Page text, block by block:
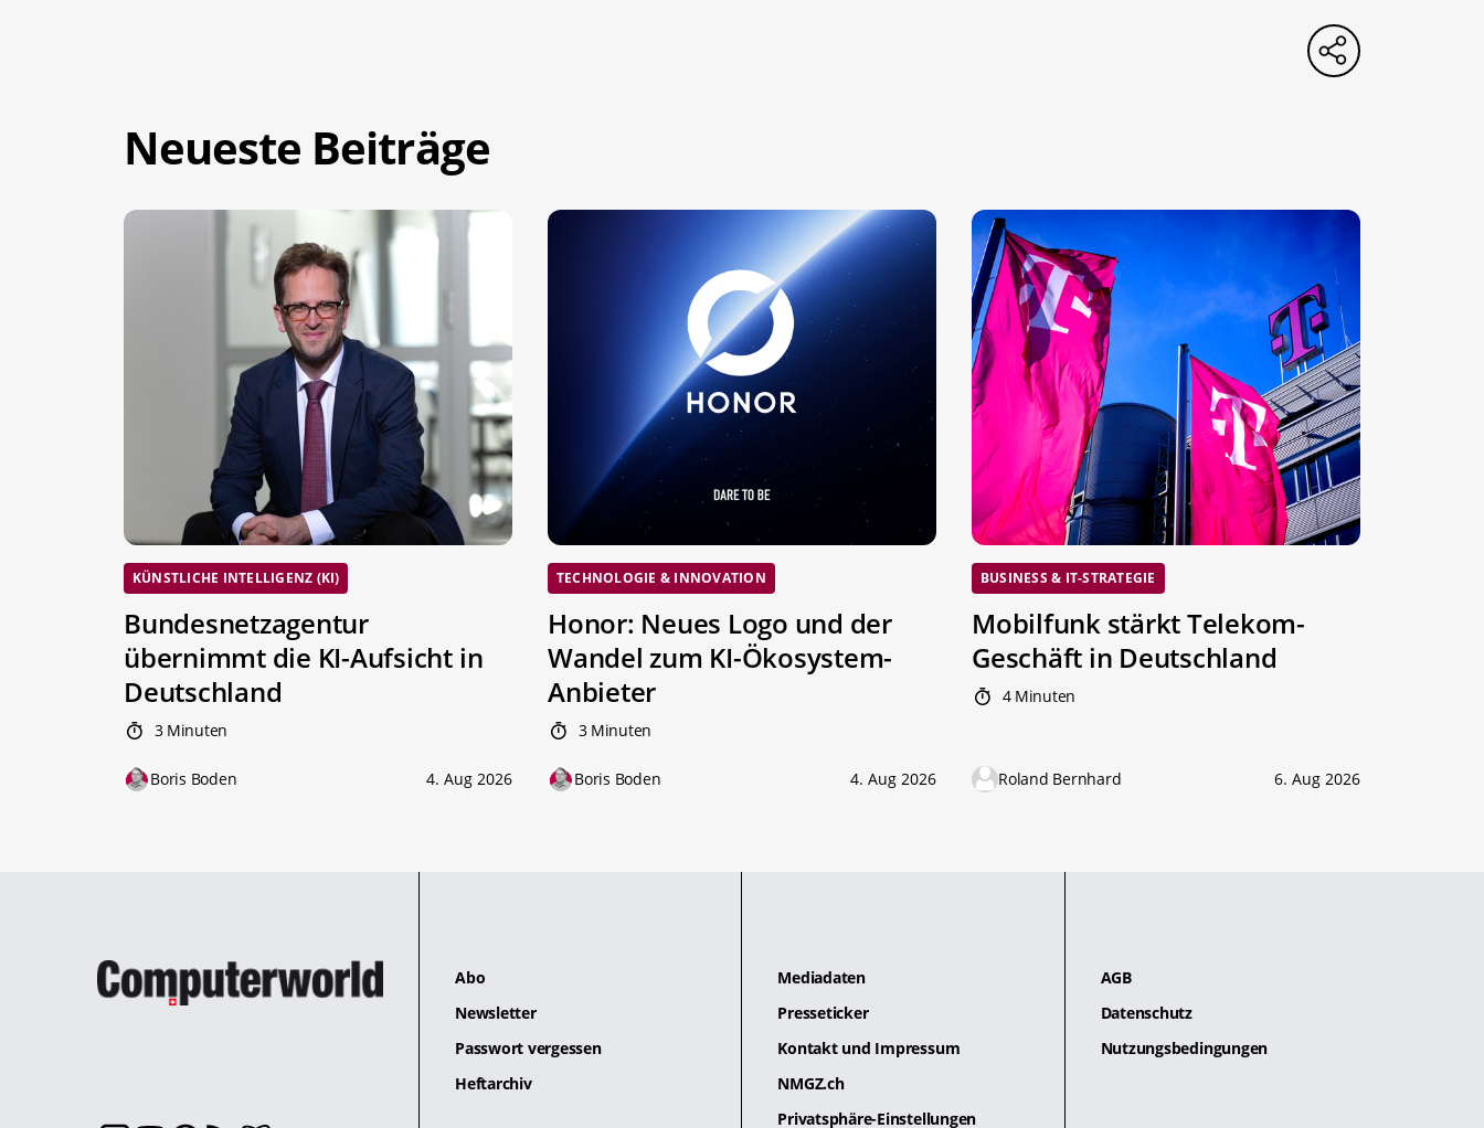
Neueste Beiträge
KÜNSTLICHE INTELLIGENZ (KI)
Bundesnetzagentur
übernimmt die KI-Aufsicht in
Deutschland
3 Minuten
Boris Boden 4. Aug 2026
TECHNOLOGIE & INNOVATION
Honor: Neues Logo und der
Wandel zum KI-Ökosystem-
Anbieter
3 Minuten
Boris Boden 4. Aug 2026
BUSINESS & IT-STRATEGIE
Mobilfunk stärkt Telekom-
Geschäft in Deutschland
4 Minuten
Roland Bernhard 6. Aug 2026
Abo
Newsletter
Passwort vergessen
Heftarchiv
Mediadaten
Presseticker
Kontakt und Impressum
NMGZ.ch
Privatsphäre-Einstellungen
AGB
Datenschutz
Nutzungsbedingungen